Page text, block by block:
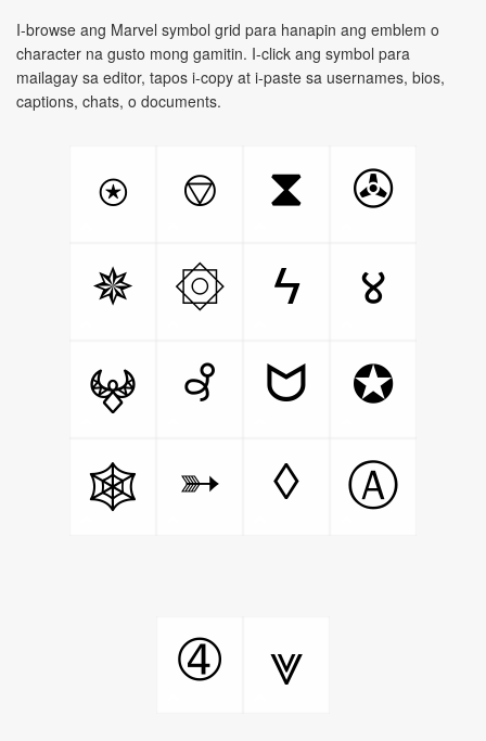
I-browse ang Marvel symbol grid para hanapin ang emblem o
character na gusto mong gamitin. I-click ang symbol para
mailagay sa editor, tapos i-copy at i-paste sa usernames, bios,
captions, chats, o documents.
⍟ ⎊ ⧗
✇
✵
۞ ϟ
४
𖤍
꘩ ᗢ
✪
🕸️
➳ ◊ Ⓐ
➃ ⩔